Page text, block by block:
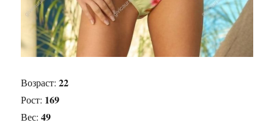
Возраст:22
Рост: 169
Вес:49